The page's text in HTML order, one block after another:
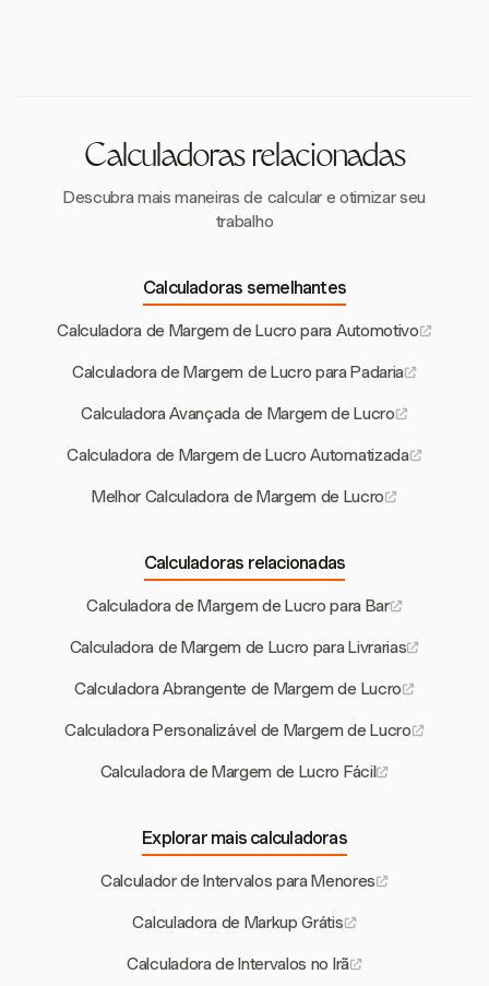
Calculadoras relacionadas
Descubra mais maneiras de calcular e otimizar seu
trabalho
Calculadoras semelhantes
Calculadora de Margem de Lucro para Automotivo
Calculadora de Margem de Lucro para Padaria
Calculadora Avançada de Margem de Lucro
Calculadora de Margem de Lucro Automatizada
Melhor Calculadora de Margem de Lucro
Calculadoras relacionadas
Calculadora de Margem de Lucro para Bar
Calculadora de Margem de Lucro para Livrarias
Calculadora Abrangente de Margem de Lucro
Calculadora Personalizável de Margem de Lucro
Calculadora de Margem de Lucro Fácil
Explorar mais calculadoras
Calculador de Intervalos para Menores
Calculadora de Markup Grátis
Calculadora de Intervalos no Irã